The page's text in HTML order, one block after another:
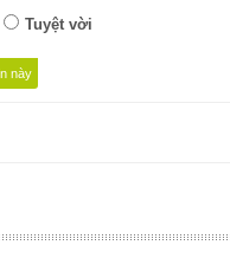
Tuyệt vời